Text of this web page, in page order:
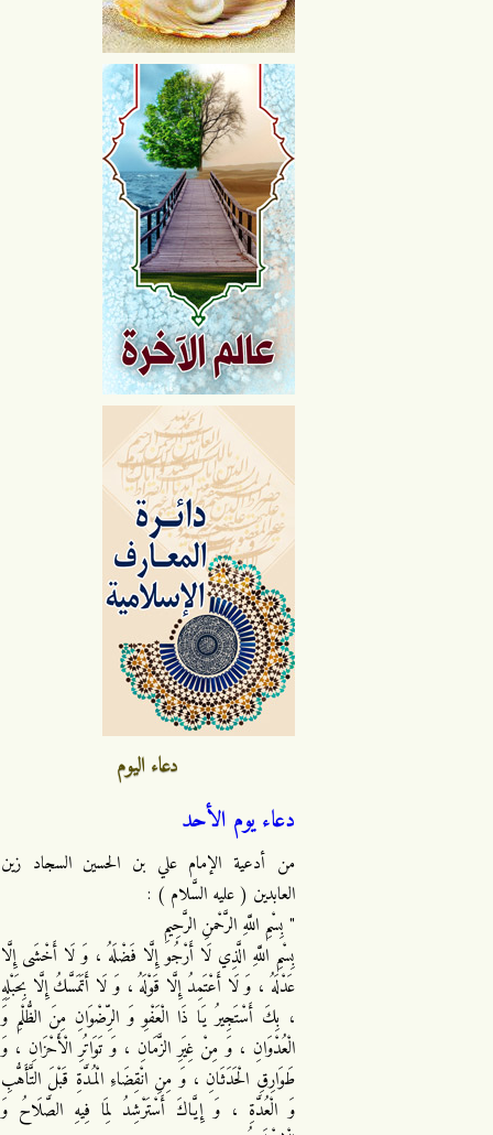
دعاء اليوم
دعاء يوم الأحد
من أدعية الإمام علي بن الحسين السجاد زين
العابدين ( عليه السَّلام ) :
" بِسْمِ اللَّهِ الرَّحْمنِ الرَّحِيمِ
بِسْمِ اللَّهِ الَّذِي لَا أَرْجُو إِلَّا فَضْلَهُ ، وَ لَا أَخْشَى إِلَّا
عَدْلَهُ ، وَ لَا أَعْتَمِدُ إِلَّا قَوْلَهُ ، وَ لَا أَتَمَسَّكُ إِلَّا بِحَبْلِهِ
، بِكَ أَسْتَجِيرُ يَا ذَا الْعَفْوِ وَ الرِّضْوَانِ مِنَ الظُّلْمِ وَ
الْعُدْوَانِ ، وَ مِنْ غِيَرِ الزَّمَانِ ، وَ تَوَاتُرِ الْأَحْزَانِ ، وَ
طَوَارِقِ الْحَدَثَانِ ، وَ مِنِ انْقِضَاءِ الْمُدَّةِ قَبْلَ التَّأَهُّبِ
وَ الْعُدَّةِ ، وَ إِيَّاكَ أَسْتَرْشِدُ لِمَا فِيهِ الصَّلَاحُ وَ